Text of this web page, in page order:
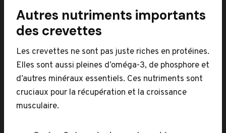
Autres nutriments importants
des crevettes
Les crevettes ne sont pas juste riches en protéines.
Elles sont aussi pleines d’oméga-3, de phosphore et
d’autres minéraux essentiels. Ces nutriments sont
cruciaux pour la récupération et la croissance
musculaire.